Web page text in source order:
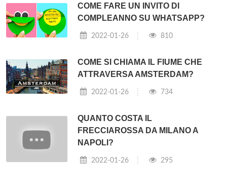
COME FARE UN INVITO DI
COMPLEANNO SU WHATSAPP?
2022-01-26 810
COME SI CHIAMA IL FIUME CHE
ATTRAVERSA AMSTERDAM?
2022-01-26 734
QUANTO COSTA IL
FRECCIAROSSA DA MILANO A
NAPOLI?
2022-01-26 295